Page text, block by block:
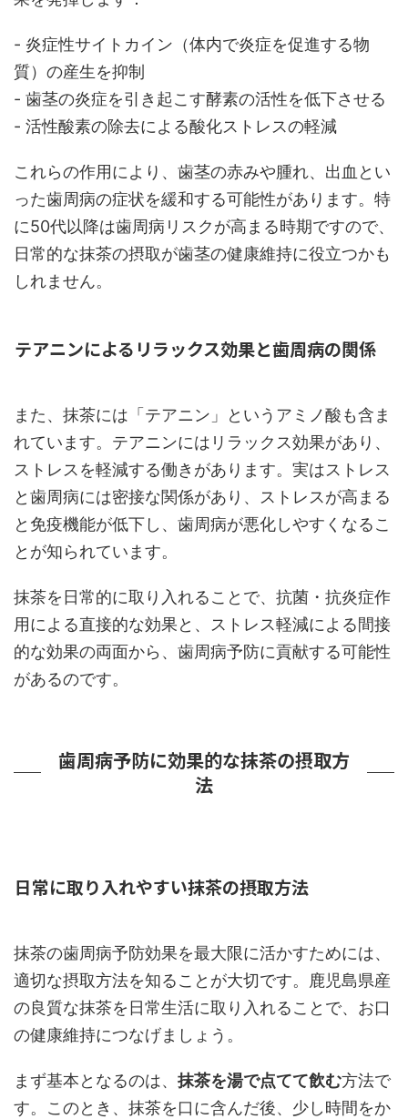
- 炎症性サイトカイン（体内で炎症を促進する物
質）の産生を抑制
- 歯茎の炎症を引き起こす酵素の活性を低下させる
- 活性酸素の除去による酸化ストレスの軽減
これらの作用により、歯茎の赤みや腫れ、出血とい
った歯周病の症状を緩和する可能性があります。特
に50代以降は歯周病リスクが高まる時期ですので、
日常的な抹茶の摂取が歯茎の健康維持に役立つかも
しれません。
テアニンによるリラックス効果と歯周病の関係
また、抹茶には「テアニン」というアミノ酸も含ま
れています。テアニンにはリラックス効果があり、
ストレスを軽減する働きがあります。実はストレス
と歯周病には密接な関係があり、ストレスが高まる
と免疫機能が低下し、歯周病が悪化しやすくなるこ
とが知られています。
抹茶を日常的に取り入れることで、抗菌・抗炎症作
用による直接的な効果と、ストレス軽減による間接
的な効果の両面から、歯周病予防に貢献する可能性
があるのです。
歯周病予防に効果的な抹茶の摂取方
法
日常に取り入れやすい抹茶の摂取方法
抹茶の歯周病予防効果を最大限に活かすためには、
適切な摂取方法を知ることが大切です。鹿児島県産
の良質な抹茶を日常生活に取り入れることで、お口
の健康維持につなげましょう。
まず基本となるのは、 抹茶を湯で点てて飲む方法で
す。このとき、抹茶を口に含んだ後、少し時間をか